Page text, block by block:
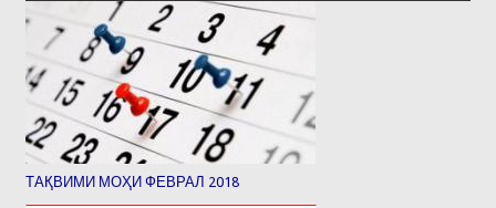
ТАҚВИМИ МОҲИ ФЕВРАЛ 2018